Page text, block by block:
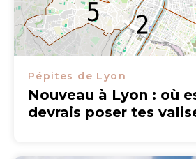
Pépites de Lyon
Nouveau à Lyon : où
devrais poser tes